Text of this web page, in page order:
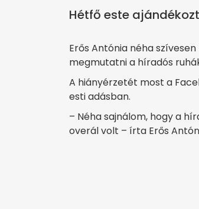
Hétfő este
Erős Antónia néha
megmutatni a híradós
A hiányérzetét most a
esti adásban.
– Néha sajnálom, hogy a
overál volt – írta Erős